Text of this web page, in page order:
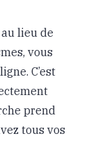
lieu de
vous
C’est
prend
tous vos